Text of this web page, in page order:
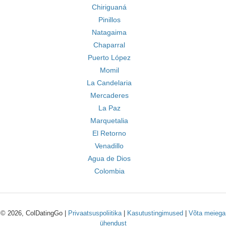
Chiriguaná
Pinillos
Natagaima
Chaparral
Puerto López
Momil
La Candelaria
Mercaderes
La Paz
Marquetalia
El Retorno
Venadillo
Agua de Dios
Colombia
© 2026, ColDatingGo | Privaatsuspoliitika| Kasutustingimused
Võta meiega
ühendust